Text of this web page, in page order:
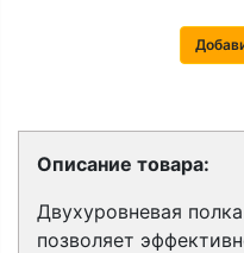
Описание товара:
Двухуровневая
позволяет